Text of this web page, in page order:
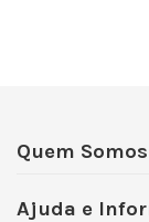
Quem Somos
Ajuda e